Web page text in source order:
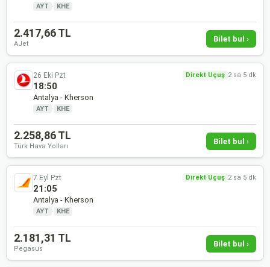
AYT · KHE
2.417,66 TL
AJet
Bilet bul ›
26 Eki Pzt Direkt Uçuş 2 sa 5 dk
18:50
Antalya - Kherson
AYT · KHE
2.258,86 TL
Türk Hava Yolları
Bilet bul ›
7 Eyl Pzt Direkt Uçuş 2 sa 5 dk
21:05
Antalya - Kherson
AYT · KHE
2.181,31 TL
Pegasus
Bilet bul ›